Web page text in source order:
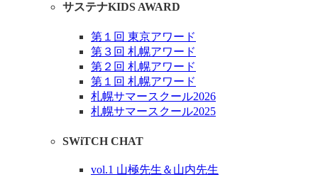
サステナKIDS AWARD
第１回 東京アワード
第３回 札幌アワード
第２回 札幌アワード
第１回 札幌アワード
札幌サマースクール2026
札幌サマースクール2025
SWiTCH CHAT
vol.1 山極先生＆山内先生